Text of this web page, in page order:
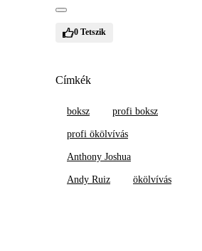
0 Tetszik
Címkék
boksz profi boksz
profi ökölvívás
Anthony Joshua
Andy Ruiz ökölvívás